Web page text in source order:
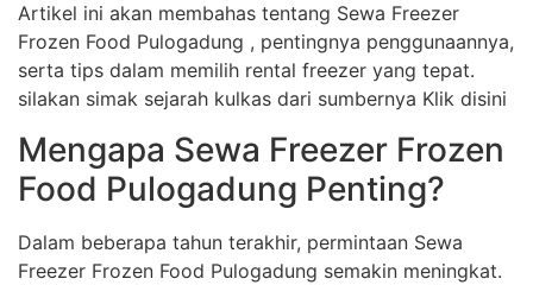
Artikel ini akan membahas tentang Sewa Freezer
Frozen Food Pulogadung , pentingnya penggunaannya,
serta tips dalam memilih rental freezer yang tepat.
silakan simak sejarah kulkas dari sumbernya Klik disini
Mengapa Sewa Freezer Frozen
Food Pulogadung Penting?
Dalam beberapa tahun terakhir, permintaan Sewa
Freezer Frozen Food Pulogadung semakin meningkat.